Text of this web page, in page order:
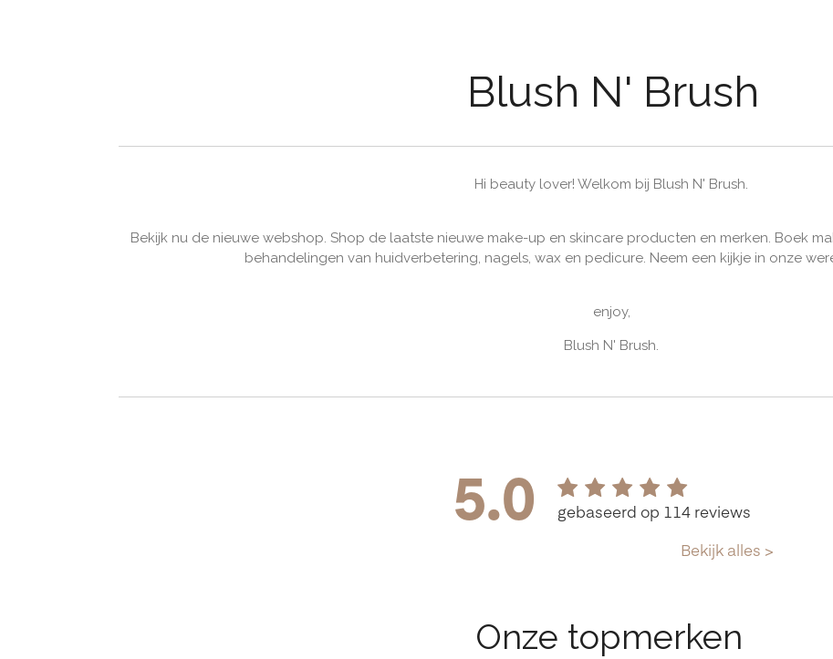
Blush N' Brush
Hi beauty lover! Welkom bij Blush N' Brush.
Bekijk nu de nieuwe webshop. Shop de laatste nieuwe make-up en skincare producten en merken. Boek
behandelingen van huidverbetering, nagels, wax en pedicure. Neem een kijkje in onze
enjoy,
Blush N' Brush.
Onze topmerken